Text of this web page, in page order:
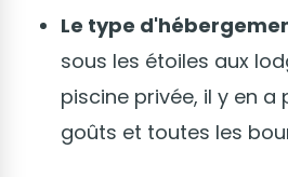
Le type
sous les étoiles aux
piscine privée, il y en a
goûts et toutes les